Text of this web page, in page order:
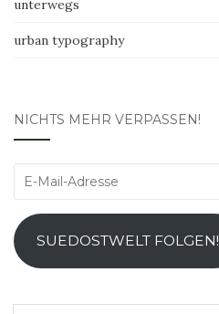
unterwegs
urban typography
NICHTS MEHR VERPASSEN!
E-
Adresse
SUEDOSTWELT FOLGEN!